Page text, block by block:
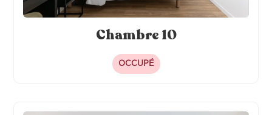
Chambre 10
OCCUPÉ